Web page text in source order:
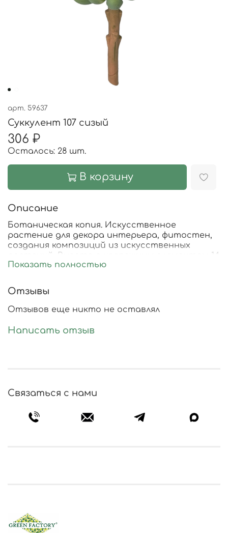
арт. 59637
Суккулент 107 сизый
306 ₽
Осталось: 28 шт.
В корзину
Описание
Ботаническая копия. Искусственное
растение для декора интерьера, фитостен,
создания композиций из искусственных
растений. Высота с крепежным элементом 14
см, диаметр 11 см., высота ножки 9 см
Показать полностью
Отзывы
Отзывов еще никто не оставлял
Написать отзыв
Связаться с нами